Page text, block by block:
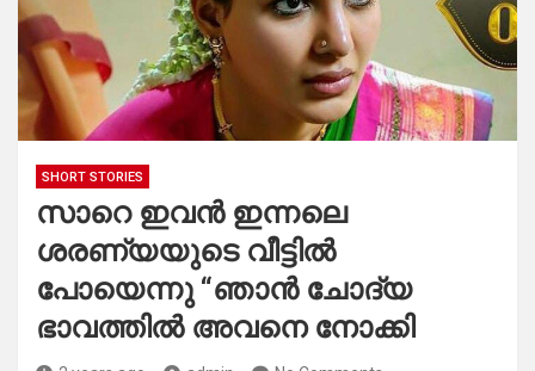
SHORT STORIES
സാറെ ഇവൻ ഇന്നലെ
ശരണ്യയുടെ വീട്ടിൽ
പോയെന്നു “ഞാൻ ചോദ്യ
ഭാവത്തിൽ അവനെ നോക്കി